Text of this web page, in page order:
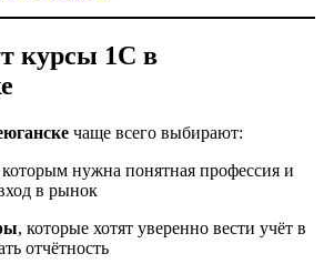
курсы 1С в
чаще всего выбирают:
которым нужна понятная профессия и
в рынок
, которые хотят уверенно вести учёт в
отчётность